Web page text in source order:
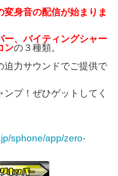
身音の配信が始まりま
ー、バイティングシャー
ンの３種類。
迫力サウンドでご提供で
プ！ぜひゲットしてく
sphone/app/zero-